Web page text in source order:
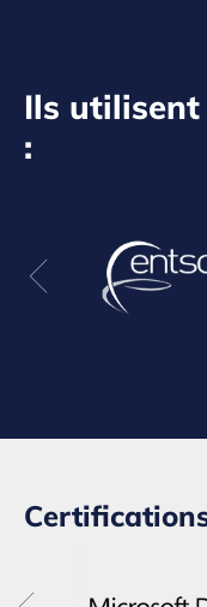
Ils
: